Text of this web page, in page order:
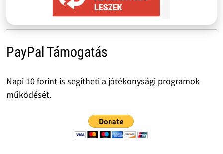
PayPal Támogatás
Napi 10 forint is segítheti a jótékonysági programok
működését.